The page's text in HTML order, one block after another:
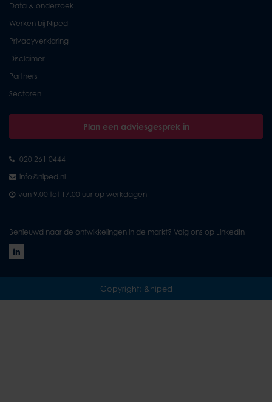
Data & onderzoek
Werken bij Niped
Privacyverklaring
Disclaimer
Partners
Sectoren
Plan een adviesgesprek in
020 261 0444
info@niped.nl
van 9.00 tot 17.00 uur op werkdagen
Benieuwd naar de ontwikkelingen in de markt? Volg ons op LinkedIn
Copyright: &niped